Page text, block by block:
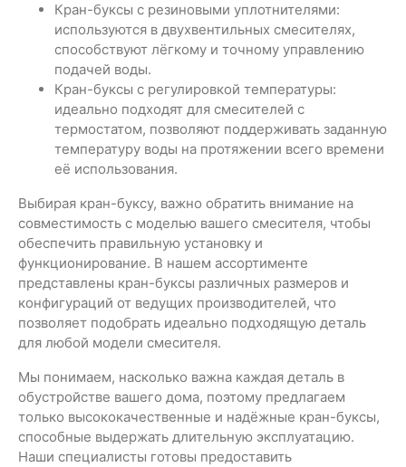
Кран-буксы с резиновыми уплотнителями:
используются в двухвентильных смесителях,
способствуют лёгкому и точному управлению
подачей воды.
Кран-буксы с регулировкой температуры:
идеально подходят для смесителей с
термостатом, позволяют поддерживать заданную
температуру воды на протяжении всего времени
её использования.
Выбирая кран-буксу, важно обратить внимание на
совместимость с моделью вашего смесителя, чтобы
обеспечить правильную установку и
функционирование. В нашем ассортименте
представлены кран-буксы различных размеров и
конфигураций от ведущих производителей, что
позволяет подобрать идеально подходящую деталь
для любой модели смесителя.
Мы понимаем, насколько важна каждая деталь в
обустройстве вашего дома, поэтому предлагаем
только высококачественные и надёжные кран-буксы,
способные выдержать длительную эксплуатацию.
Наши специалисты готовы предоставить